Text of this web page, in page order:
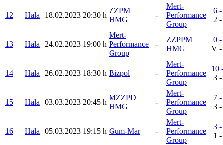
12 Hala 18.02.2023 20:30 h
ZZPM
HMG
-
Mert-
Performance
Group
6 -
2 -
13 Hala 24.02.2023 19:00 h
Mert-
Performance
Group
-
ZZPPM
HMG
0 -
V -
14 Hala 26.02.2023 18:30 h Bizpol -
Mert-
Performance
Group
10
3 -
15 Hala 03.03.2023 20:45 h
MZZPD
HMG
-
Mert-
Performance
Group
7 -
3 -
16 Hala 05.03.2023 19:15 h Gum-Mar -
Mert-
Performance
Group
3 -
1 -